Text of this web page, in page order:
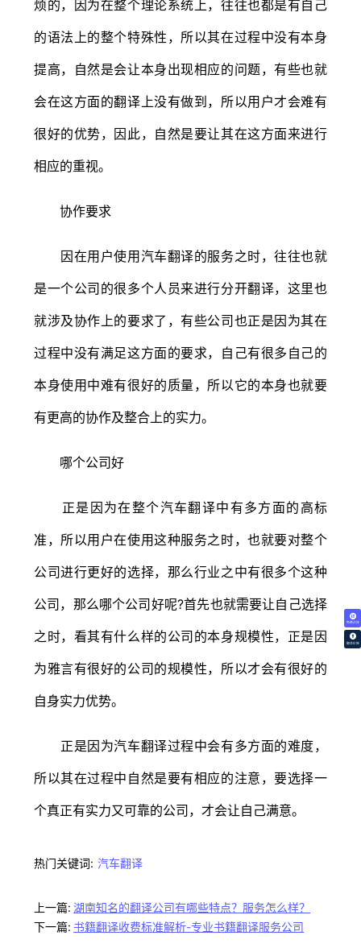
免费试译
翻译价格
烦的，因为在整个理论系统上，往往也都是有自己
的语法上的整个特殊性，所以其在过程中没有本身
提高，自然是会让本身出现相应的问题，有些也就
会在这方面的翻译上没有做到，所以用户才会难有
很好的优势，因此，自然是要让其在这方面来进行
相应的重视。
协作要求
因在用户使用汽车翻译的服务之时，往往也就
是一个公司的很多个人员来进行分开翻译，这里也
就涉及协作上的要求了，有些公司也正是因为其在
过程中没有满足这方面的要求，自己有很多自己的
本身使用中难有很好的质量，所以它的本身也就要
有更高的协作及整合上的实力。
哪个公司好
正是因为在整个汽车翻译中有多方面的高标
准，所以用户在使用这种服务之时，也就要对整个
公司进行更好的选择，那么行业之中有很多个这种
公司，那么哪个公司好呢?首先也就需要让自己选择
之时，看其有什么样的公司的本身规模性，正是因
为雅言有很好的公司的规模性，所以才会有很好的
自身实力优势。
正是因为汽车翻译过程中会有多方面的难度，
所以其在过程中自然是要有相应的注意，要选择一
个真正有实力又可靠的公司，才会让自己满意。
热门关键词: 汽车翻译
上一篇: 湖南知名的翻译公司有哪些特点？服务怎么样？
下一篇: 书籍翻译收费标准解析-专业书籍翻译服务公司